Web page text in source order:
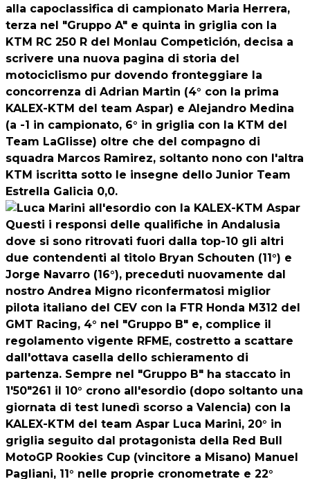
alla capoclassifica di campionato Maria Herrera,
terza nel "Gruppo A" e quinta in griglia con la
KTM RC 250 R del Monlau Competición, decisa a
scrivere una nuova pagina di storia del
motociclismo pur dovendo fronteggiare la
concorrenza di Adrian Martin (4° con la prima
KALEX-KTM del team Aspar) e Alejandro Medina
(a -1 in campionato, 6° in griglia con la KTM del
Team LaGlisse) oltre che del compagno di
squadra Marcos Ramirez, soltanto nono con l'altra
KTM iscritta sotto le insegne dello Junior Team
Estrella Galicia 0,0.
Questi i responsi delle qualifiche in Andalusia
dove si sono ritrovati fuori dalla top-10 gli altri
due contendenti al titolo Bryan Schouten (11°) e
Jorge Navarro (16°), preceduti nuovamente dal
nostro Andrea Migno riconfermatosi miglior
pilota italiano del CEV con la FTR Honda M312 del
GMT Racing, 4° nel "Gruppo B" e, complice il
regolamento vigente RFME, costretto a scattare
dall'ottava casella dello schieramento di
partenza. Sempre nel "Gruppo B" ha staccato in
1'50"261 il 10° crono all'esordio (dopo soltanto una
giornata di test lunedì scorso a Valencia) con la
KALEX-KTM del team Aspar Luca Marini, 20° in
griglia seguito dal protagonista della Red Bull
MotoGP Rookies Cup (vincitore a Misano) Manuel
Pagliani, 11° nelle proprie cronometrate e 22°